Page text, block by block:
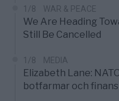
1/8 WAR & PEACE
We Are Heading
Still Be Cancelled
1/8 MEDIA
Elizabeth Lane:
botfarmar och